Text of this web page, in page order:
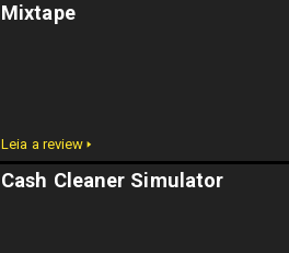
Mixtape
Leia a review 🢒
Cash Cleaner Simulator